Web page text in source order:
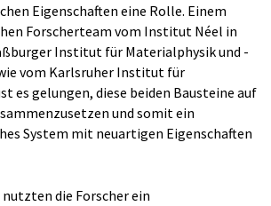
Eigenschaften eine Rolle. Einem
Forscherteam vom Institut Néel in
Institut für Materialphysik und -
vom Karlsruher Institut für
es gelungen, diese beiden Bausteine auf
und somit ein
System mit neuartigen Eigenschaften
die Forscher ein